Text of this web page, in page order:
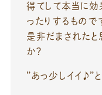
得てして本当に
ったりするもので
是非だまされた
か？
”あっ少しイイ♪”